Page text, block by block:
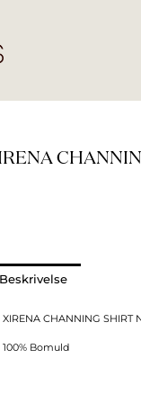
Beskrivelse
XIRENA CHANNING SHIRT
100% Bomuld